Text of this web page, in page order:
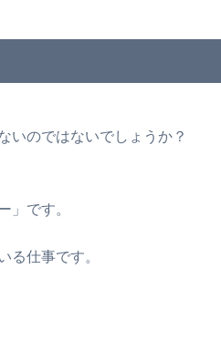
いのではないでしょうか？
」です。
る仕事です。